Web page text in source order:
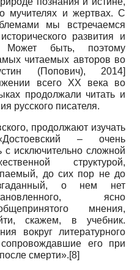
мучителях и жертвах. С
мы встречаемся
развития и
Может быть, поэтому
читаемых авторов во
(Попович), 2014]
всего ХХ века во
продолжали читать и
русского писателя.
продолжают изучать
– очень
с исключительно сложной
структурой,
до сих пор не до
о нем нет
ясно
мнения,
скажем, в учебник.
вокруг литературного
сопровождавшие его при
смерти».[8]